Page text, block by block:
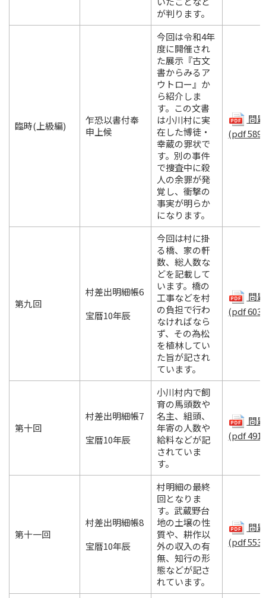
が判ります。
臨時(上級編)
乍恐以書付奉
申上候
今回は令和4年
度に開催され
た展示『古文
書からみるア
ウトロー』か
ら紹介しま
す。この文書
は小川村に実
在した博徒・
幸蔵の罪状で
す。別の事件
で捜査中に殺
人の余罪が発
覚し、衝撃の
事実が明らか
になります。
問
(pdf 589
第九回
村差出明細帳6
宝暦10年辰
今回は村に掛
る橋、家の軒
数、総人数な
どを記載して
います。橋の
工事などを村
の負担で行わ
なければなら
ず、その為松
を植林してい
た旨が記され
ています。
問
(pdf 603
第十回
村差出明細帳7
宝暦10年辰
小川村内で飼
育の馬頭数や
名主、組頭、
年寄の人数や
給料などが記
されていま
す。
問
(pdf 491
第十一回
村差出明細帳8
宝暦10年辰
村明細の最終
回となりま
す。武蔵野台
地の土壌の性
質や、耕作以
外の収入の有
無、知行の形
態などが記さ
れています。
問
(pdf 553